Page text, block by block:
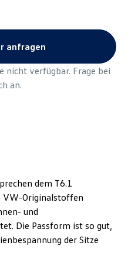
dem T6.1
VW-Originalstoffen
und
Die Passform ist so gut,
der Sitze
anfragen
nicht verfügbar. Frage bei
an.